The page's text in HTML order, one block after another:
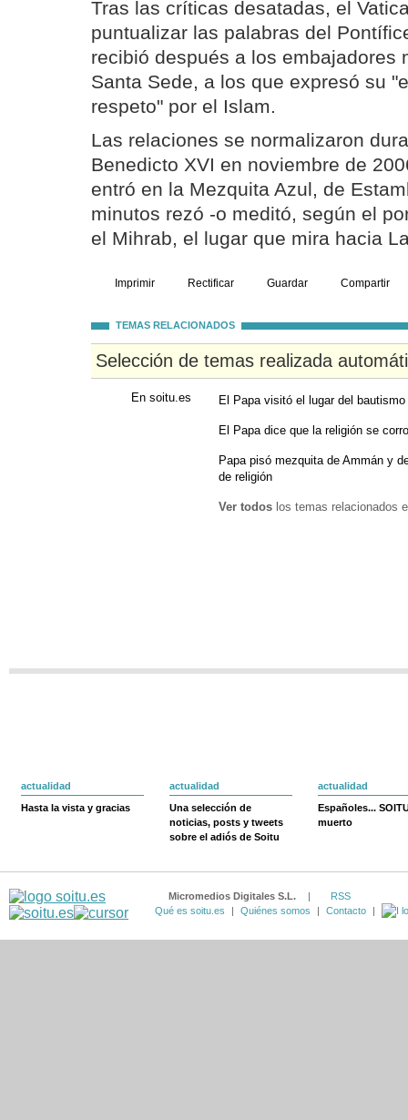
Tras las críticas desatadas, el
puntualizar las palabras del
recibió después a los embajadores
Santa Sede, a los que expresó su
respeto" por el Islam.
Las relaciones se normalizaron
Benedicto XVI en noviembre de
entró en la Mezquita Azul, de
minutos rezó -o meditó, según el
el Mihrab, el lugar que mira hacia
Imprimir Rectificar Guardar Compartir
TEMAS RELACIONADOS
Selección de temas realizada
En soitu.es El Papa visitó el lugar del
El Papa dice que la religión se
Papa pisó mezquita de Ammán y
de religión
Ver todos los temas relacionados
actualidad
Hasta la vista y gracias
actualidad
Una selección de
noticias, posts y tweets
sobre el adiós de Soitu
actualidad
Españoles...
muerto
Micromedios Digitales S.L. |
RSS
Qué es soitu.es
| Quiénes somos | Contacto |